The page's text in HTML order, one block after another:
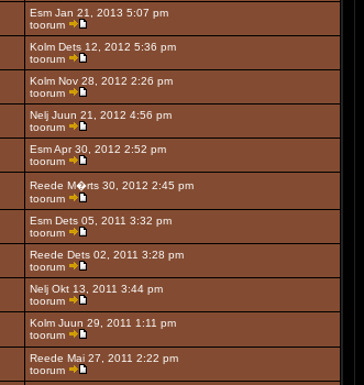
Esm Jan 21, 2013 5:07 pm
toorum
Kolm Dets 12, 2012 5:36 pm
toorum
Kolm Nov 28, 2012 2:26 pm
toorum
Nelj Juun 21, 2012 4:56 pm
toorum
Esm Apr 30, 2012 2:52 pm
toorum
Reede M�rts 30, 2012 2:45 pm
toorum
Esm Dets 05, 2011 3:32 pm
toorum
Reede Dets 02, 2011 3:28 pm
toorum
Nelj Okt 13, 2011 3:44 pm
toorum
Kolm Juun 29, 2011 1:11 pm
toorum
Reede Mai 27, 2011 2:22 pm
toorum